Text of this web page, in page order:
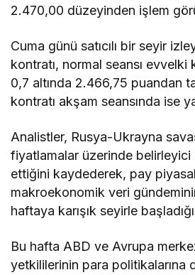
2.470,00 düzeyinden işlem
Cuma günü satıcılı bir seyir
kontratı, normal seansı evvelki
0,7 altında 2.466,75 puandan
kontratı akşam seansında ise
Analistler, Rusya-Ukrayna
fiyatlamalar üzerinde belirleyici
ettiğini kaydederek, pay
makroekonomik veri
haftaya karışık seyirle
Bu hafta ABD ve Avrupa
yetkililerinin para politikalarına